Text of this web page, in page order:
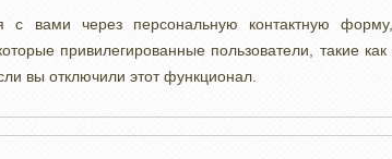
с вами через персональную контактную
привилегированные пользователи, такие
вы отключили этот функционал.